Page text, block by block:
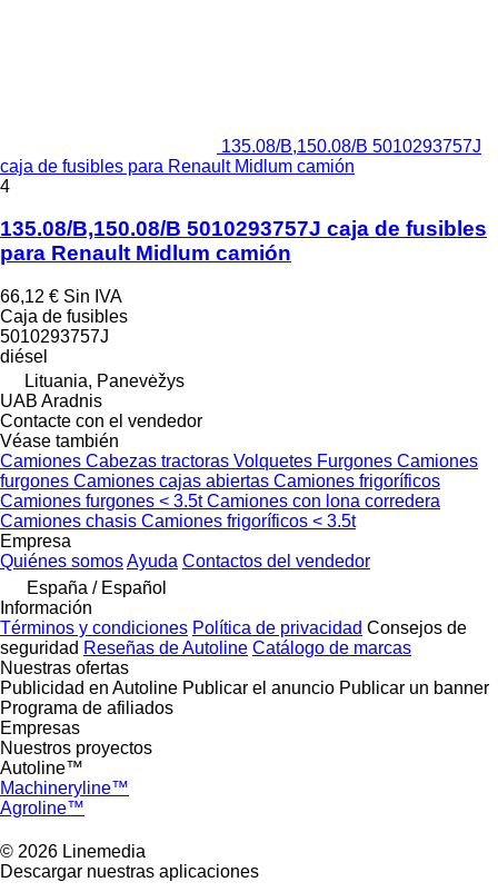
135.08/B,150.08/B 5010293757J
caja de fusibles para Renault Midlum camión
4
135.08/B,150.08/B 5010293757J caja de fusibles
para Renault Midlum camión
66,12 € Sin IVA
Caja de fusibles
5010293757J
diésel
Lituania, Panevėžys
UAB Aradnis
Contacte con el vendedor
Véase también
Camiones Cabezas tractoras Volquetes Furgones Camiones
furgones Camiones cajas abiertas Camiones frigoríficos
Camiones furgones < 3.5tCamiones con lona corredera
Camiones chasis Camiones frigoríficos < 3.5t
Empresa
Quiénes somosAyuda Contactos del vendedor
España / Español
Información
Términos y condiciones Política de privacidad Consejos de
seguridad Reseñas de Autoline Catálogo de marcas
Nuestras ofertas
Publicidad en Autoline Publicar el anuncio Publicar un banner
Programa de afiliados
Empresas
Nuestros proyectos
Autoline™
Machineryline™
Agroline™
© 2026 Linemedia
Descargar nuestras aplicaciones